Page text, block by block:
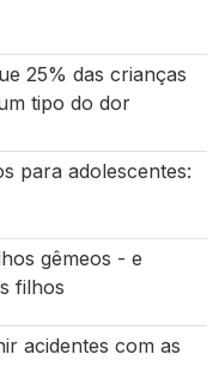
25% das crianças
tipo do dor
para adolescentes:
gêmeos - e
filhos
acidentes com as